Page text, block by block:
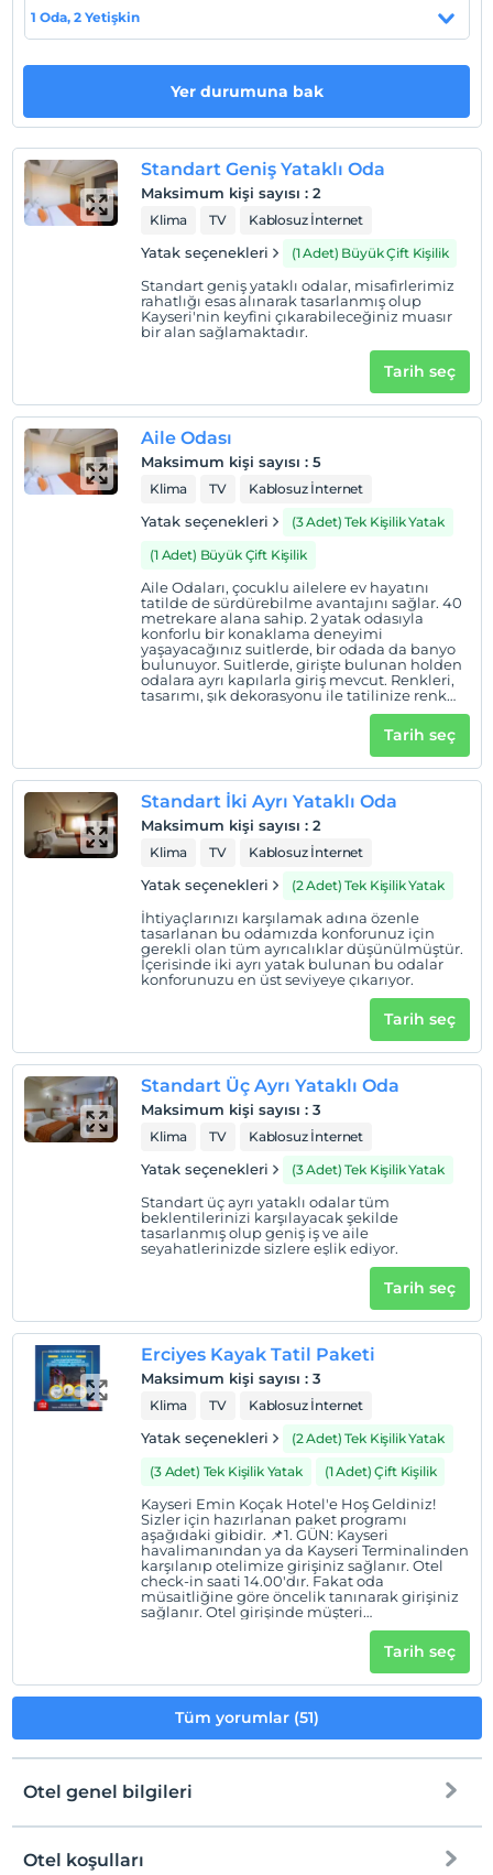
zamanda işinizi takip etmek için her türlü (toplantı
salonu, hızlı internet bağlantısı, fax, bilgisayar, telefon...)
genelinde ücretsiz wi-fi bulunmaktadır.
Tesis lokasyon bilgileri
Otelimiz Şehir Merkezinde bulunmaktadır. Tüm resmi
kurumlara ve özel hastaneler bölgesine çok yakın
konumdadır.
Haritada Göster
Check/in
En erken saat 14:00 ve sonrası
Check/out
En geç saat 12:00 ve öncesi
Evcil hayvan kabul edilmemektedir.
Odalarda sigara içilmez
2 yaşına kadar olan bebekler ücretsizdir.
1 Oda, 2 Yetişkin
Yer durumuna bak
Standart Geniş Yataklı Oda
Maksimum kişi sayısı : 2
Klima TV Kablosuz İnternet
Yatak seçenekleri (1 Adet) Büyük Çift Kişilik
Standart geniş yataklı odalar, misafirlerimiz
rahatlığı esas alınarak tasarlanmış olup
Kayseri'nin keyfini çıkarabileceğiniz muasır
bir alan sağlamaktadır.
Tarih seç
Aile Odası
Maksimum kişi sayısı : 5
Klima TV Kablosuz İnternet
Yatak seçenekleri
(3 Adet) Tek Kişilik Yatak
(1 Adet) Büyük Çift Kişilik
Aile Odaları, çocuklu ailelere ev hayatını
tatilde de sürdürebilme avantajını sağlar. 40
metrekare alana sahip. 2 yatak odasıyla
konforlu bir konaklama deneyimi
yaşayacağınız suitlerde, bir odada da banyo
bulunuyor. Suitlerde, girişte bulunan holden
odalara ayrı kapılarla giriş mevcut. Renkleri,
tasarımı, şık dekorasyonu ile tatilinize renk
Tarih seç
Standart İki Ayrı Yataklı Oda
Maksimum kişi sayısı : 2
Klima TV Kablosuz İnternet
Yatak seçenekleri (2 Adet) Tek Kişilik Yatak
İhtiyaçlarınızı karşılamak adına özenle
tasarlanan bu odamızda konforunuz için
gerekli olan tüm ayrıcalıklar düşünülmüştür.
İçerisinde iki ayrı yatak bulunan bu odalar
konforunuzu en üst seviyeye çıkarıyor.
Tarih seç
Standart Üç Ayrı Yataklı Oda
Maksimum kişi sayısı : 3
Klima TV Kablosuz İnternet
Yatak seçenekleri (3 Adet) Tek Kişilik Yatak
Standart üç ayrı yataklı odalar tüm
beklentilerinizi karşılayacak şekilde
tasarlanmış olup geniş iş ve aile
seyahatlerinizde sizlere eşlik ediyor.
Tarih seç
Erciyes Kayak Tatil Paketi
Maksimum kişi sayısı : 3
Klima TV Kablosuz İnternet
Yatak seçenekleri
(2 Adet) Tek Kişilik Yatak
(3 Adet) Tek Kişilik Yatak
(1 Adet) Çift Kişilik
Kayseri Emin Koçak Hotel'e Hoş Geldiniz!
Sizler için hazırlanan paket programı
aşağıdaki gibidir. 📌1. GÜN: Kayseri
havalimanından ya da Kayseri Terminalinden
karşılanıp otelimize girişiniz sağlanır. Otel
check-in saati 14.00'dır. Fakat oda
müsaitliğine göre öncelik tanınarak girişiniz
sağlanır. Otel girişinde müşteri
danışmanımız tarafından otel ve bölge
Dinlenebilmeniz için ilk güne herhangi bir
aktivite dahil edilmemiştir. 📌2. GÜN: 07.00
Erciyes manzaralı restoranımızda açıkbüfe
tarafından sizlere kayak ekipmanları tahsis
kullanabileceğiniz skipass sizlere tahsis
edilir. 09.30 saatlerinde Erciyes Kayak
Erciyeste dilediğiniz kadar kayak
otelimize transfer sağlanır. Otelimize
Tarih seç
Tüm yorumlar (51)
Otel genel bilgileri
Otel koşulları